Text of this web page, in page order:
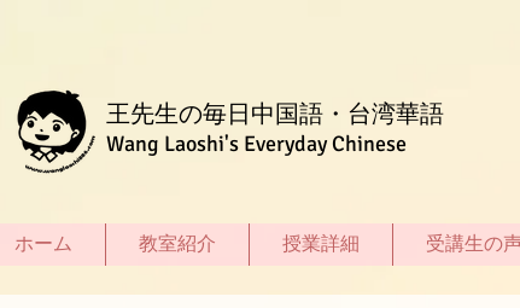
王先生の毎日中国語・台湾華語
Wang Laoshi's Everyday Chinese
ホーム 教室紹介 授業詳細 受講生の